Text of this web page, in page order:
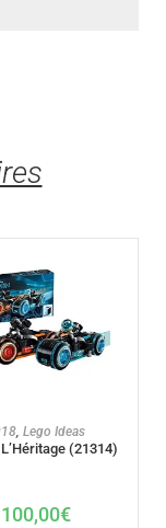
AU PANIER
, Lego Ideas
(21314)
100,00€